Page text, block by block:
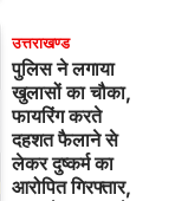
उत्तराखण्ड
पुलिस ने लगाया
खुलासों का चौका,
फायरिंग करते
दहशत फैलाने से
लेकर दुष्कर्म का
आरोपित गिरफ्तार,